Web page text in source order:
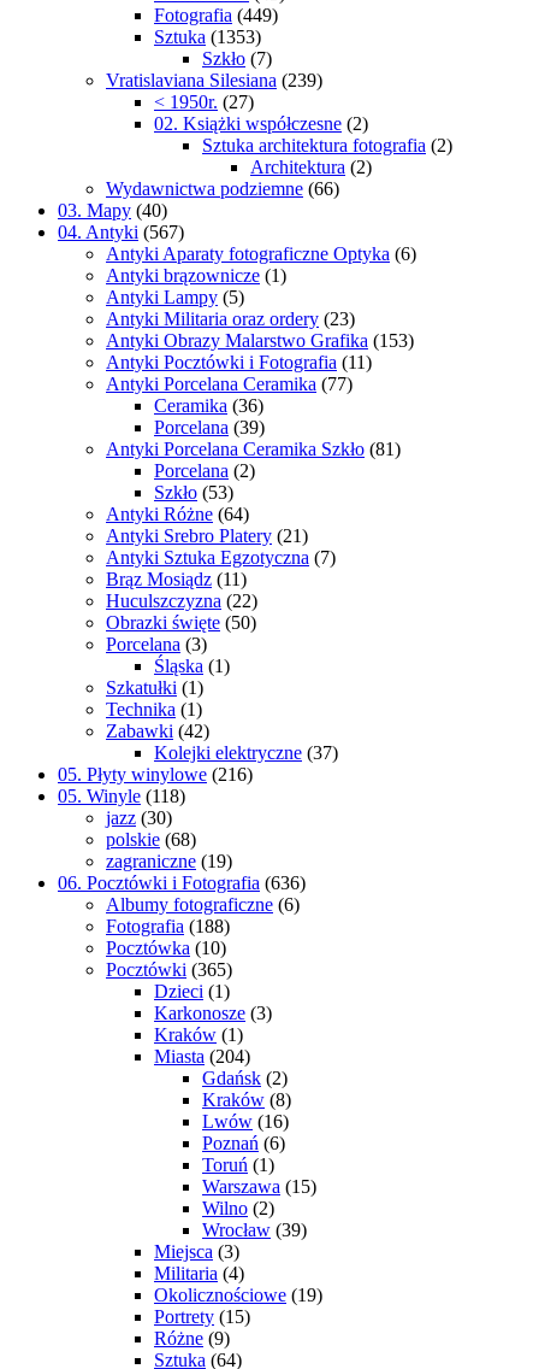
Fotografia (449)
Sztuka (1353)
Szkło (7)
Vratislaviana Silesiana (239)
< 1950r. (27)
02. Książki współczesne (2)
Sztuka architektura fotografia (2)
Architektura (2)
Wydawnictwa podziemne (66)
03. Mapy (40)
04. Antyki (567)
Antyki Aparaty fotograficzne Optyka (6)
Antyki brązownicze (1)
Antyki Lampy (5)
Antyki Militaria oraz ordery (23)
Antyki Obrazy Malarstwo Grafika (153)
Antyki Pocztówki i Fotografia (11)
Antyki Porcelana Ceramika (77)
Ceramika (36)
Porcelana (39)
Antyki Porcelana Ceramika Szkło (81)
Porcelana (2)
Szkło (53)
Antyki Różne (64)
Antyki Srebro Platery (21)
Antyki Sztuka Egzotyczna (7)
Brąz Mosiądz (11)
Huculszczyzna (22)
Obrazki święte (50)
Porcelana (3)
Śląska (1)
Szkatułki (1)
Technika (1)
Zabawki (42)
Kolejki elektryczne (37)
05. Płyty winylowe (216)
05. Winyle (118)
jazz (30)
polskie (68)
zagraniczne (19)
06. Pocztówki i Fotografia (636)
Albumy fotograficzne (6)
Fotografia (188)
Pocztówka (10)
Pocztówki (365)
Dzieci (1)
Karkonosze (3)
Kraków (1)
Miasta (204)
Gdańsk (2)
Kraków (8)
Lwów (16)
Poznań (6)
Toruń (1)
Warszawa (15)
Wilno (2)
Wrocław (39)
Miejsca (3)
Militaria (4)
Okolicznościowe (19)
Portrety (15)
Różne (9)
Sztuka (64)